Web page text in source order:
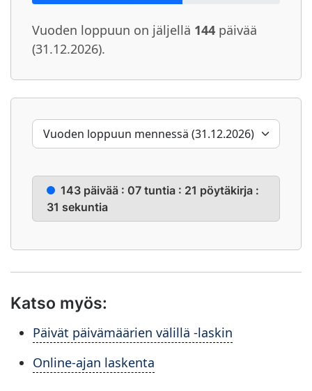
Vuoden loppuun on jäljellä 144 päivää
(31.12.2026).
143 päivää : 07 tuntia : 21 pöytäkirja :
30 sekuntia
Katso myös:
Päivät päivämäärien välillä -laskin
Online-ajan laskenta